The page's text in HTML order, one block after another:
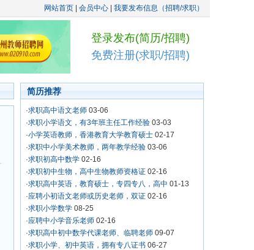
网站首页 会员中心 我要发布信息（招聘/求职）
登录发布(简历/招聘)
免费注册(求职/招聘)
简历推荐
·求职高中语文老师 03-06
·求职小学语文，有3年班主任工作经验 03-03
·小学英语教师，香港教育大学教育硕士 02-17
·求职中小学美术教师，两年教学经验 03-06
·求职初高中数学 02-16
·求职初中生物，高中生物教师资格证 02-16
·求职高中英语，教育硕士，专四专八，高中 01-13
·应聘小初语文老师或历史老师，双证 02-16
·求职小学数学 08-25
·应聘中小学音乐老师 02-16
·求职高中初中数学代课老师、临聘老师 09-07
·求职小学、初中英语，拥有专八证书 06-27